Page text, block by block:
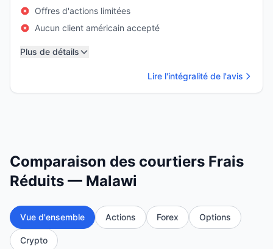
Offres d'actions limitées
Aucun client américain accepté
Plus de détails
Lire l'intégralité de l'avis
Comparaison des courtiers Frais
Réduits — Malawi
Vue d'ensemble Actions Forex Options
Crypto